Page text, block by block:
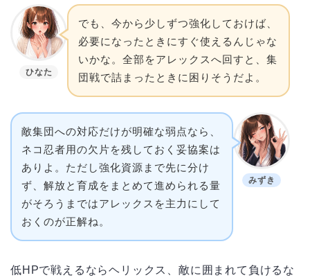
ひなた
でも、今から少しずつ強化しておけば、
必要になったときにすぐ使えるんじゃな
いかな。全部をアレックスへ回すと、集
団戦で詰まったときに困りそうだよ。
みずき
敵集団への対応だけが明確な弱点なら、
ネコ忍者用の欠片を残しておく妥協案は
ありよ。ただし強化資源まで先に分け
ず、解放と育成をまとめて進められる量
がそろうまではアレックスを主力にして
おくのが正解ね。
低HPで戦えるならヘリックス、敵に囲まれて負けるな